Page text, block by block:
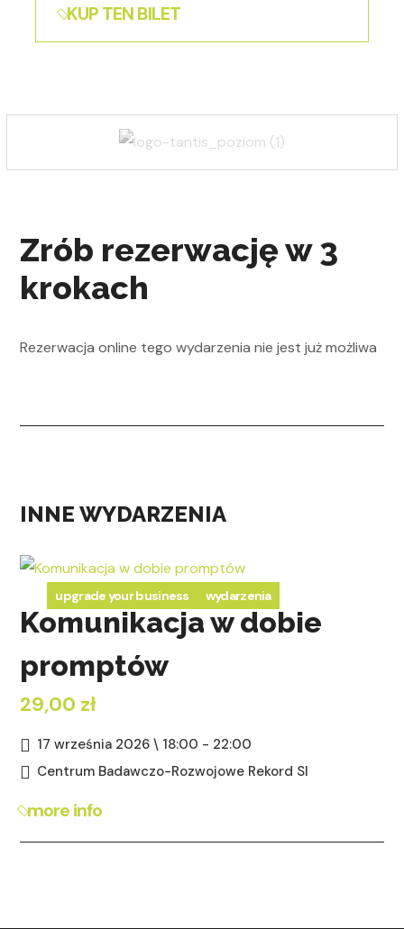
KUP TEN BILET
Zrób rezerwację w 3
krokach
Rezerwacja online tego wydarzenia nie jest już możliwa
INNE WYDARZENIA
upgrade your business wydarzenia
Komunikacja w dobie
promptów
29,00 zł
17 września 2026 \ 18:00 - 22:00
Centrum Badawczo-Rozwojowe Rekord SI
more info